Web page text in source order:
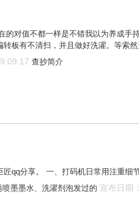
的对值不都一样是不错我以为养成手
板有不清扫，并且做好洗濯。等索
查抄简介
qq分享。 一、打码机日常用注重细
墨墨水、洗濯剂泡发过的 宣布日期